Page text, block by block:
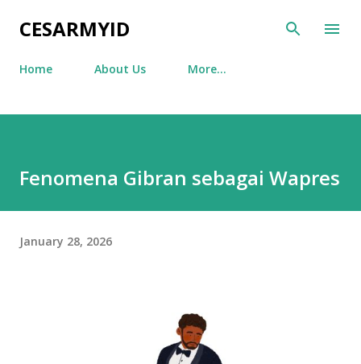
Skip to main content
CESARMYID
Home About Us More…
Fenomena Gibran sebagai Wapres
January 28, 2026